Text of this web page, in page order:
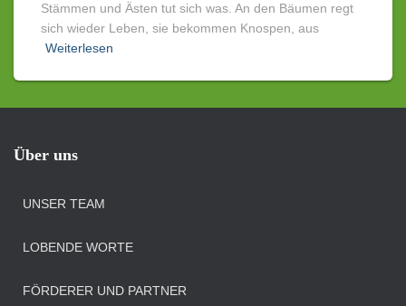
Stämmen und Ästen tut sich was. An den Bäumen regt
sich wieder Leben, sie bekommen Knospen, aus
Weiterlesen
Über uns
UNSER TEAM
LOBENDE WORTE
FÖRDERER UND PARTNER